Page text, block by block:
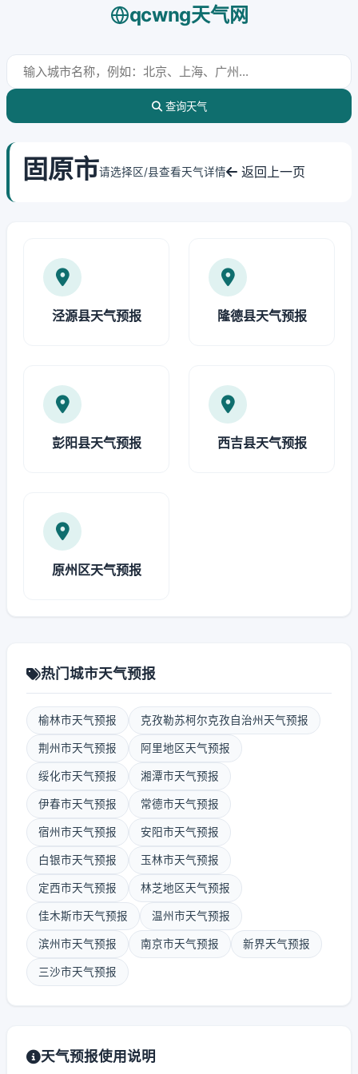
qcwng天气网
查询天气
固原市请选择区/县查看天气详情 返回上一页
泾源县天气预报 隆德县天气预报
彭阳县天气预报 西吉县天气预报
原州区天气预报
热门城市天气预报
榆林市天气预报 克孜勒苏柯尔克孜自治州天气预报
荆州市天气预报 阿里地区天气预报
绥化市天气预报 湘潭市天气预报
伊春市天气预报 常德市天气预报
宿州市天气预报 安阳市天气预报
白银市天气预报 玉林市天气预报
定西市天气预报 林芝地区天气预报
佳木斯市天气预报 温州市天气预报
滨州市天气预报 南京市天气预报 新界天气预报
三沙市天气预报
天气预报使用说明